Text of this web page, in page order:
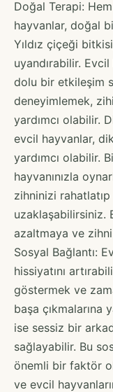
Doğal Terapi:
hayvanlar, doğal
Yıldız çiçeği
uyandırabilir.
dolu bir etkileşim
deneyimlemek,
yardımcı olabilir.
evcil hayvanlar,
yardımcı olabilir.
hayvanınızla
zihninizi
uzaklaşabilirsiniz.
azaltmaya ve
Sosyal Bağlantı:
hissiyatını
göstermek ve
başa çıkmalarına
ise sessiz bir
sağlayabilir. Bu
önemli bir faktör
ve evcil